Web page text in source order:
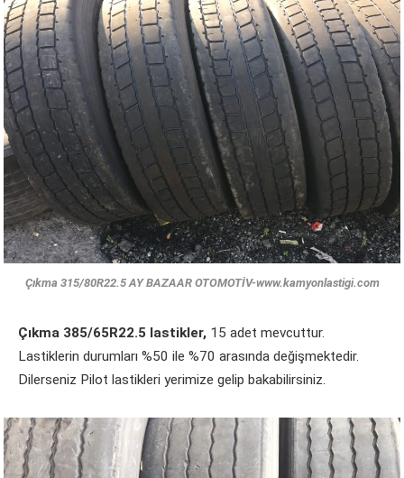
Çıkma 315/80R22.5 AY BAZAAR OTOMOTİV-www.kamyonlastigi.com
Çıkma 385/65R22.5 lastikler, 15 adet mevcuttur.
Lastiklerin durumları %50 ile %70 arasında değişmektedir.
Dilerseniz Pilot lastikleri yerimize gelip bakabilirsiniz.